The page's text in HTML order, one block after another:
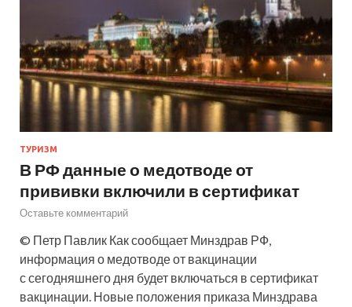
ТУРИЗМ
В РФ данные о медотводе от
прививки включили в сертификат
Оставьте комментарий
© Петр Павлик Как сообщает Минздрав РФ,
информация о медотводе от вакцинации
с сегодняшнего дня будет включаться в сертификат
вакцинации. Новые положения приказа Минздрава